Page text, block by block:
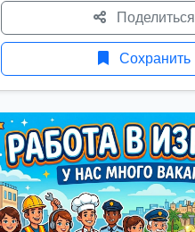
Поделиться
Сохранить